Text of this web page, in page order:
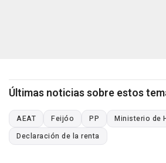
Últimas noticias sobre estos
AEAT Feijóo PP
Ministerio de
Declaración de la renta